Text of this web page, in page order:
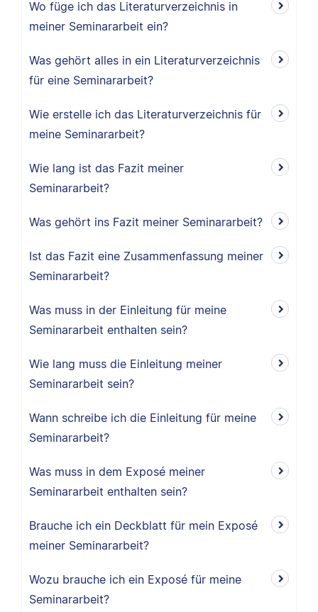
Wo füge ich das Literaturverzeichnis in
meiner Seminararbeit ein?
Was gehört alles in ein Literaturverzeichnis
für eine Seminararbeit?
Wie erstelle ich das Literaturverzeichnis für
meine Seminararbeit?
Wie lang ist das Fazit meiner
Seminararbeit?
Was gehört ins Fazit meiner Seminararbeit?
Ist das Fazit eine Zusammenfassung meiner
Seminararbeit?
Was muss in der Einleitung für meine
Seminararbeit enthalten sein?
Wie lang muss die Einleitung meiner
Seminararbeit sein?
Wann schreibe ich die Einleitung für meine
Seminararbeit?
Was muss in dem Exposé meiner
Seminararbeit enthalten sein?
Brauche ich ein Deckblatt für mein Exposé
meiner Seminararbeit?
Wozu brauche ich ein Exposé für meine
Seminararbeit?